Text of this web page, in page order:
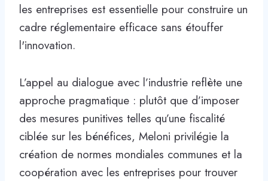
les entreprises est essentielle pour construire un
cadre réglementaire efficace sans étouffer
l'innovation.
L’appel au dialogue avec l’industrie reflète une
approche pragmatique : plutôt que d’imposer
des mesures punitives telles qu’une fiscalité
ciblée sur les bénéfices, Meloni privilégie la
création de normes mondiales communes et la
coopération avec les entreprises pour trouver